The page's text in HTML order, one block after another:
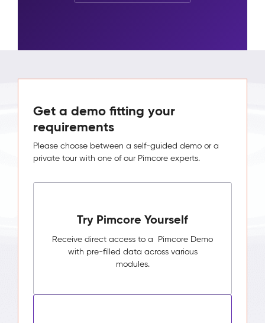
Get a demo fitting your
requirements
Please choose between a self-guided demo or a
private tour with one of our Pimcore experts.
Try Pimcore Yourself
Receive direct access to a Pimcore Demo
with pre-filled data across various
modules.